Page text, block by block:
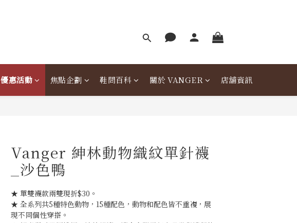
優惠活動 焦點企劃 鞋問百科 關於 VANGER 店舖資訊
Vanger 紳林動物織紋單針襪
_沙色鴨
★ 單雙襪款兩雙現折$30。
★ 全系列共5種特色動物，15種配色，動物和配色皆不重複，展
現不同個性穿搭。